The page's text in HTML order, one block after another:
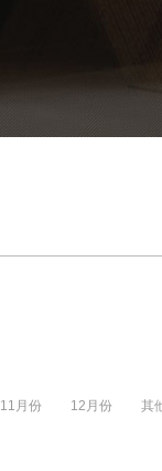
11月份 12月份 其